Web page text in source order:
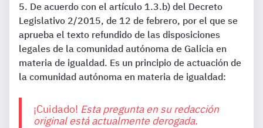
De acuerdo con el artículo 1.3.b) del Decreto
Legislativo 2/2015, de 12 de febrero, por el que se
aprueba el texto refundido de las disposiciones
legales de la comunidad autónoma de Galicia en
materia de igualdad. Es un principio de actuación de
la comunidad autónoma en materia de igualdad:
¡Cuidado! Esta pregunta en su redacción
original está actualmente derogada.